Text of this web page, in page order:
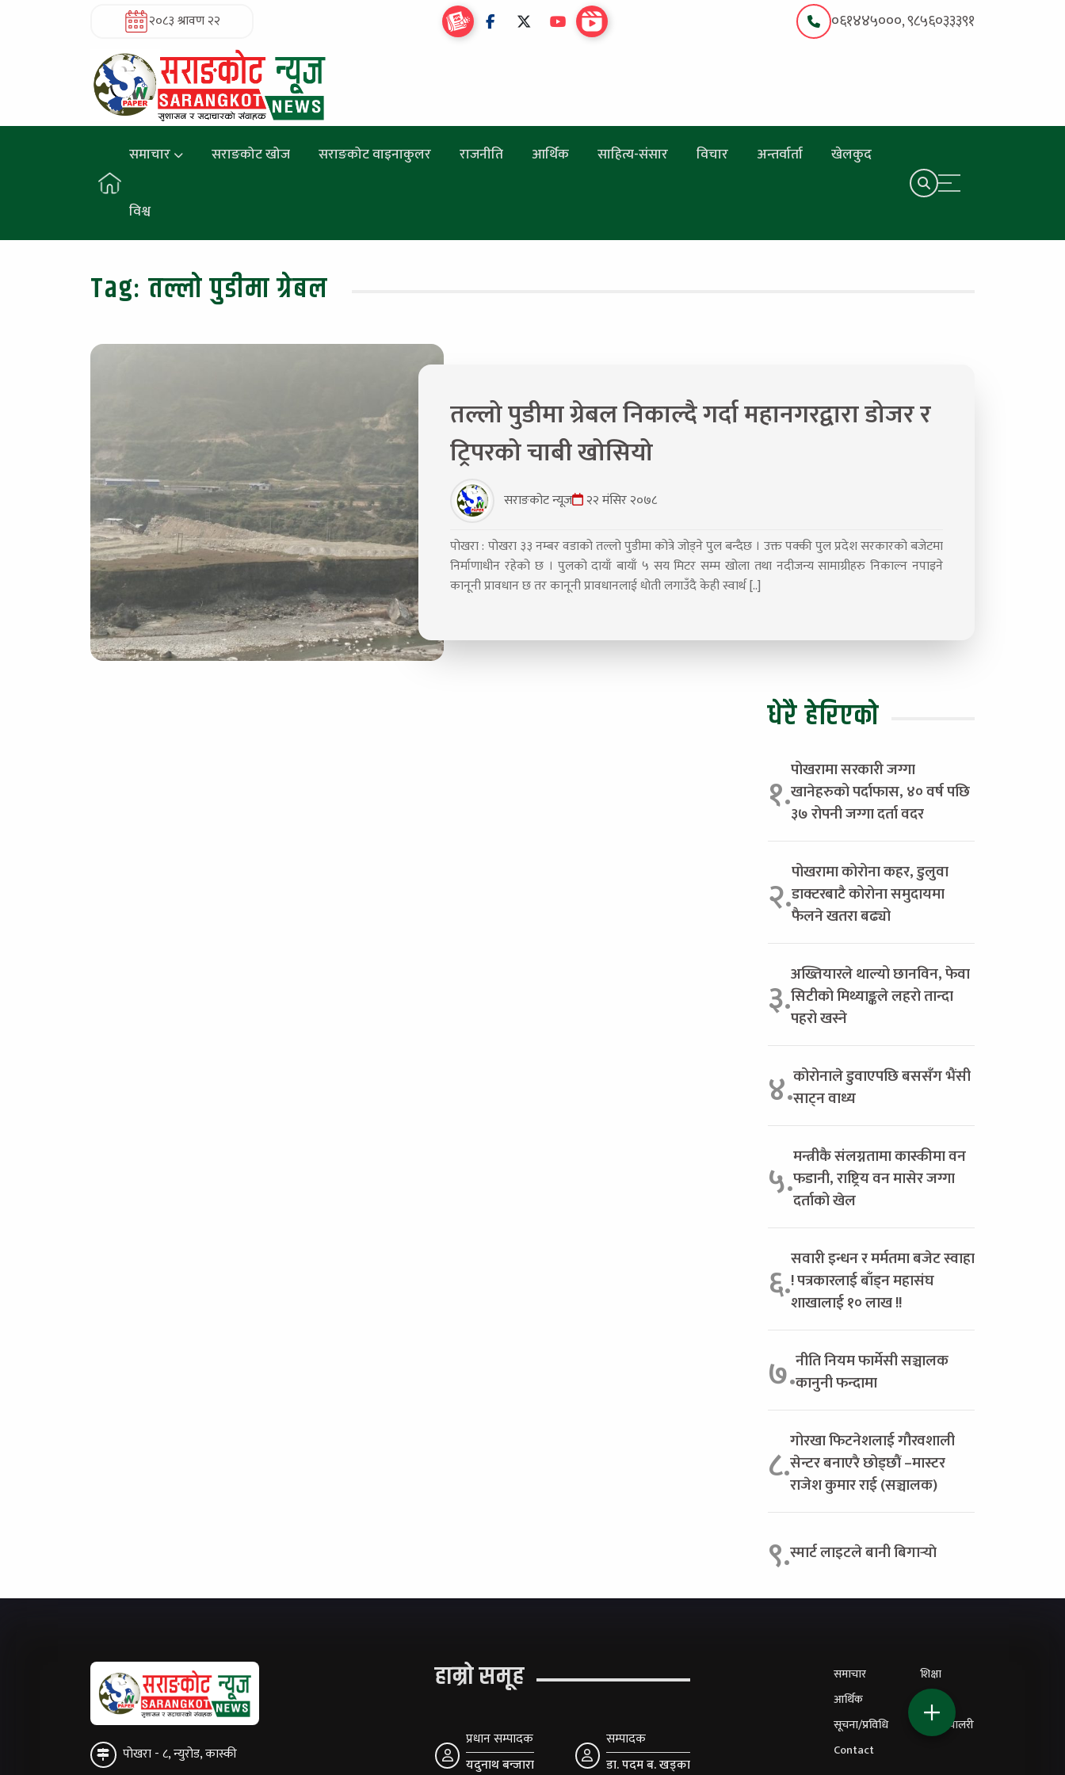
२०८३ श्रावण २२ ०६१४४५०००, ९८५६०३३३९१
समाचार सराङकोट खोज सराङकोट वाइनाकुलर राजनीति आर्थिक साहित्य-संसार विचार अन्तर्वार्ता खेलकुद
विश्व
Tag:तल्लो पुडीमा ग्रेबल
तल्लो पुडीमा ग्रेबल निकाल्दै गर्दा महानगरद्वारा डोजर र
ट्रिपरको चाबी खोसियो
सराङकोट न्यूज २२ मंसिर २०७८
पोखरा : पोखरा ३३ नम्बर वडाको तल्लो पुडीमा कोत्रे जोड्ने पुल बन्दैछ । उक्त पक्की पुल प्रदेश सरकारको बजेटमा
निर्माणाधीन रहेको छ । पुलको दायाँ बायाँ ५ सय मिटर सम्म खोला तथा नदीजन्य सामाग्रीहरु निकाल्न नपाइने
कानूनी प्रावधान छ तर कानूनी प्रावधानलाई धोती लगाउँदै केही स्वार्थ [..]
धेरै हेरिएको
१.पोखरामा सरकारी जग्गा
खानेहरुको पर्दाफास, ४० वर्ष पछि
३७ रोपनी जग्गा दर्ता वदर
२.पोखरामा कोरोना कहर, डुलुवा
डाक्टरबाटै कोरोना समुदायमा
फैलने खतरा बढ्यो
३.अख्तियारले थाल्यो छानविन, फेवा
सिटीको मिथ्याङ्कले लहरो तान्दा
पहरो खस्ने
४.कोरोनाले डुवाएपछि बससँग भैंसी
साट्न वाध्य
५.मन्त्रीकै संलग्नतामा कास्कीमा वन
फडानी, राष्ट्रिय वन मासेर जग्गा
दर्ताको खेल
६.सवारी इन्धन र मर्मतमा बजेट स्वाहा
! पत्रकारलाई बाँड्न महासंघ
शाखालाई १० लाख !!
७.नीति नियम फार्मेसी सञ्चालक
कानुनी फन्दामा
८.गोरखा फिटनेशलाई गौरवशाली
सेन्टर बनाएरै छोड्छौं –मास्टर
राजेश कुमार राई (सञ्चालक)
९.स्मार्ट लाइटले बानी बिगार्‍याे
पोखरा - ८, न्युरोड, कास्की
हाम्रो समूह
प्रधान सम्पादक
यदुनाथ बन्जारा
सम्पादक
डा. पदम ब. खड्का
समाचार
शिक्षा
आर्थिक
विचार
सूचना/प्रविधि
फोटो ग्यालरी
Contact